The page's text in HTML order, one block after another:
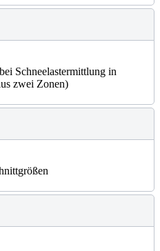
Schneelastermittlung in
zwei Zonen)